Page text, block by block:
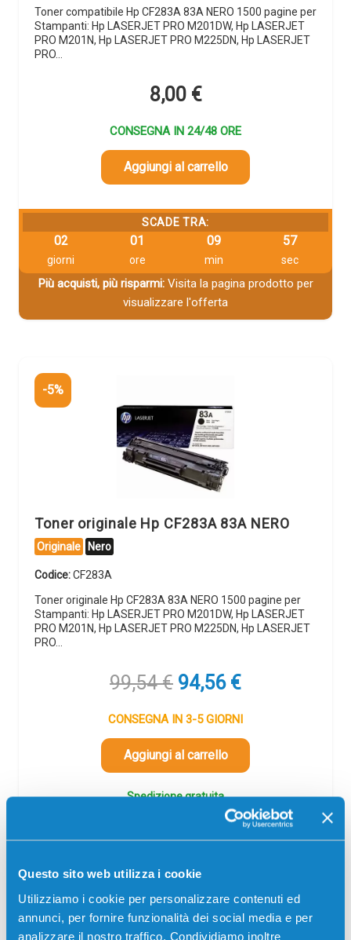
Questo sito web utilizza i cookie
Utilizziamo i cookie per personalizzare contenuti ed
annunci, per fornire funzionalità dei social media e per
analizzare il nostro traffico. Condividiamo inoltre
Toner compatibile Hp CF283A 83A NERO 1500 pagine per
Stampanti: Hp LASERJET PRO M201DW, Hp LASERJET
PRO M201N, Hp LASERJET PRO M225DN, Hp LASERJET
PRO…
8,00 €
CONSEGNA IN 24/48 ORE
Aggiungi al carrello
SCADE TRA:
02
giorni
01
ore
09
min
56
sec
Più acquisti, più risparmi:Visita la pagina prodotto per
visualizzare l'offerta
-5%
Toner originale Hp CF283A 83A NERO
Originale Nero
Codice:CF283A
Toner originale Hp CF283A 83A NERO 1500 pagine per
Stampanti: Hp LASERJET PRO M201DW, Hp LASERJET
PRO M201N, Hp LASERJET PRO M225DN, Hp LASERJET
PRO…
99,54€ Il
originale
era:
99,54 €.
94,56 €Il
attuale
è:
CONSEGNA IN 3-5 GIORNI
Aggiungi al carrello
Spedizione gratuita
giorni ore